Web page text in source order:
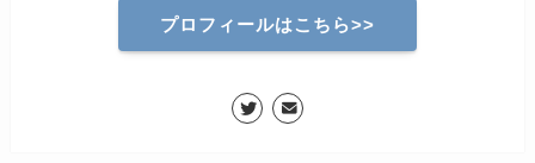
プロフィールはこちら>>